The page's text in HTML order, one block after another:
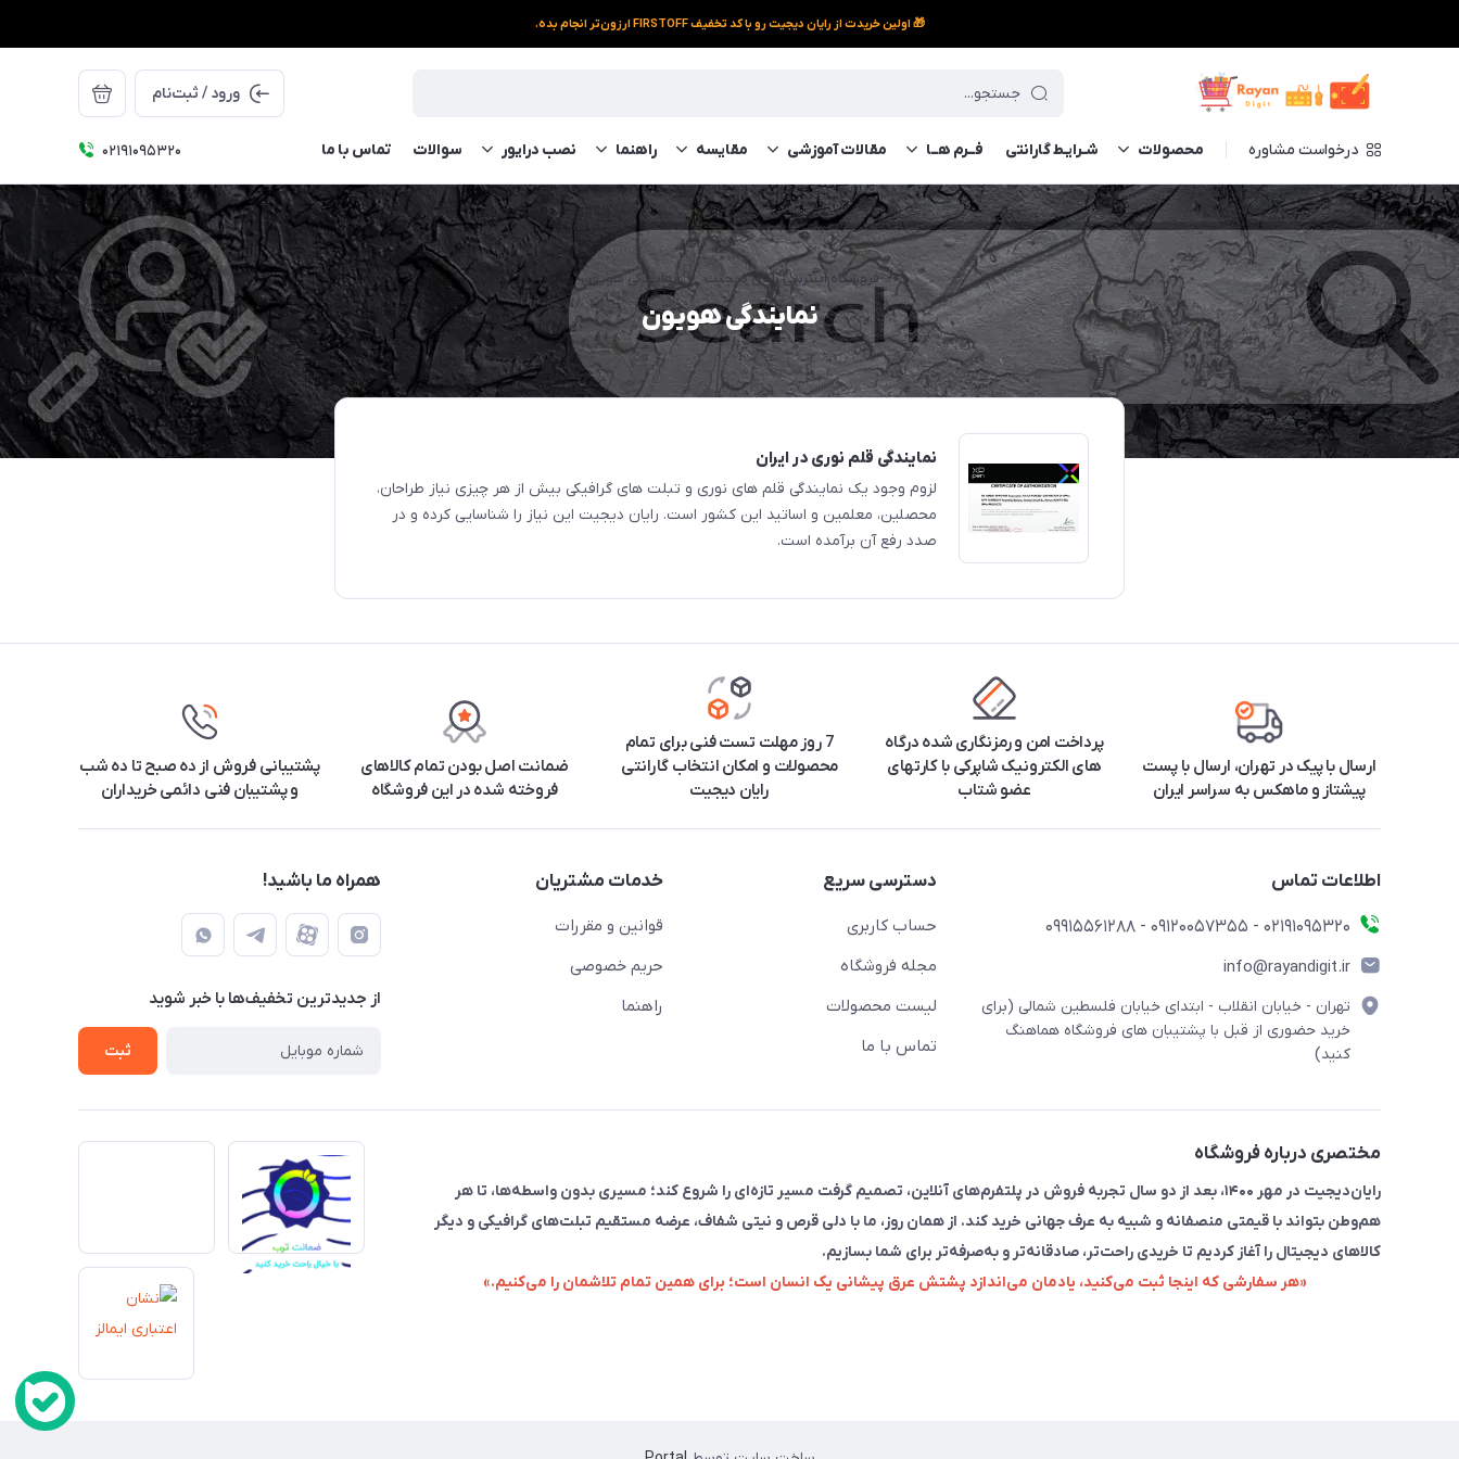
🎁 اولین خریدت از رایان دیجیت رو با کد تخفیف FIRSTOFF ارزون‌تر انجام بده.
ورود / ثبت‌نام
درخواست مشاوره محصولات شـرایـط گارانتی فــرم‌ هــا مقالات آموزشی مقایسه راهنما نصب درایور سوالات تماس با ما ۰۲۱91095320
فروشگاه اینترنتی رایان دیجیت / نمایندگی هویون
نمایندگی هویون
نمایندگی قلم نوری در ایران
لزوم وجود یک نمایندگی قلم های نوری و تبلت های گرافیکی بیش از هر چیزی نیاز طراحان،
محصلین، معلمین و اساتید این کشور است. رایان دیجیت این نیاز را شناسایی کرده و در
صدد رفع آن برآمده است.
ارسال با پیک در تهران، ارسال با پست
پیشتاز و ماهکس به سراسر ایران
پرداخت امن و رمزنگاری شده درگاه
های الکترونیک شاپرکی با کارتهای
عضو شتاب
7 روز مهلت تست فنی برای تمام
محصولات و امکان انتخاب گارانتی
رایان دیجیت
ضمانت اصل بودن تمام کالاهای
فروخته شده در این فروشگاه
پشتیبانی فروش از ده صبح تا ده شب
و پشتیبان فنی دائمی خریداران
اطلاعات تماس
۰۲۱91095320 - 09120057355 - 09915561288
info@rayandigit.ir
تهران - خیابان انقلاب - ابتدای خیابان فلسطین شمالی (برای
خرید حضوری از قبل با پشتیبان های فروشگاه هماهنگ
کنید)
دسترسی سریع
حساب کاربری
مجله فروشگاه
لیست محصولات
تماس با ما
خدمات مشتریان
قوانین و مقررات
حریم خصوصی
راهنما
همراه ما باشید!
از جدید‌ترین تخفیف‌ها با‌ خبر شوید
ثبت
مختصری درباره فروشگاه
رایان‌دیجیت در مهر ۱۴۰۰، بعد از دو سال تجربه فروش در پلتفرم‌های آنلاین، تصمیم گرفت مسیر تازه‌ای را شروع کند؛ مسیری بدون واسطه‌ها، تا هر
هم‌وطن بتواند با قیمتی منصفانه و شبیه به عرف جهانی خرید کند. از همان روز، ما با دلی قرص و نیتی شفاف، عرضه مستقیم تبلت‌های گرافیکی و دیگر
کالاهای دیجیتال را آغاز کردیم تا خریدی راحت‌تر، صادقانه‌تر و به‌صرفه‌تر برای شما بسازیم.
«هر سفارشی که اینجا ثبت می‌کنید، یادمان می‌اندازد پشتش عرق پیشانی یک انسان است؛ برای همین تمام تلاشمان را می‌کنیم.»